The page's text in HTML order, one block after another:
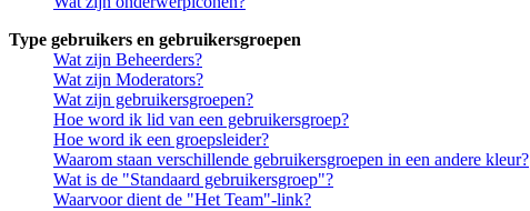
Type gebruikers en gebruikersgroepen
Wat zijn Beheerders?
Wat zijn Moderators?
Wat zijn gebruikersgroepen?
Hoe word ik lid van een gebruikersgroep?
Hoe word ik een groepsleider?
Waarom staan verschillende gebruikersgroepen in een andere kleur?
Wat is de "Standaard gebruikersgroep"?
Waarvoor dient de "Het Team"-link?